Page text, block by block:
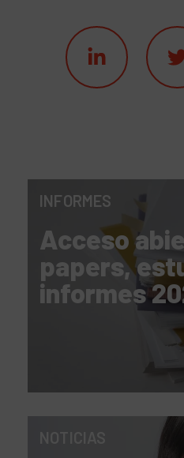
INFORMES
Acceso
papers,
informes